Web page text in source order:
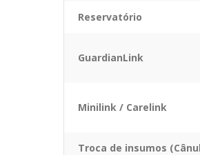
Reservatório
GuardianLink
Minilink / Carelink
Troca de insumos